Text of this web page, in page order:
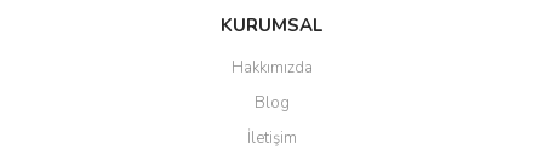
KURUMSAL
Hakkımızda
Blog
İletişim